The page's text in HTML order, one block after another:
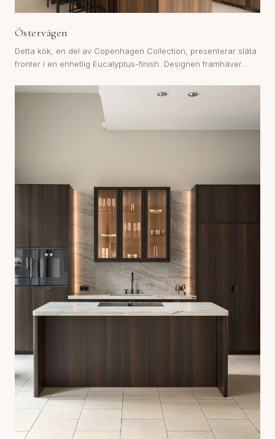
Östervägen
Detta kök, en del av Copenhagen Collection, presenterar släta
fronter i en enhetlig Eucalyptus-finish. Designen framhäver